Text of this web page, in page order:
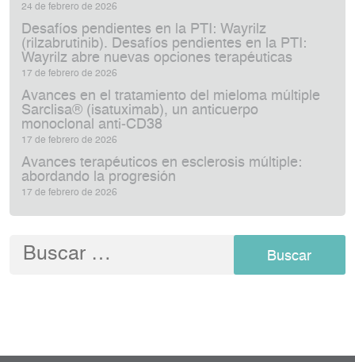
24 de febrero de 2026
Desafíos pendientes en la PTI: Wayrilz
(rilzabrutinib). Desafíos pendientes en la PTI:
Wayrilz abre nuevas opciones terapéuticas
17 de febrero de 2026
Avances en el tratamiento del mieloma múltiple
Sarclisa® (isatuximab), un anticuerpo
monoclonal anti‑CD38
17 de febrero de 2026
Avances terapéuticos en esclerosis múltiple:
abordando la progresión
17 de febrero de 2026
Buscar: